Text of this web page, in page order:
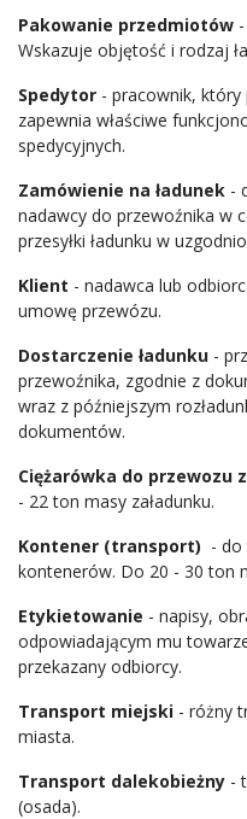
Pakowanie przedmiotów
Wskazuje objętość i rodzaj
Spedytor - pracownik,
zapewnia właściwe
spedycyjnych.
Zamówienie na ładunek -
nadawcy do przewoźnika w
przesyłki ładunku w
Klient - nadawca lub
umowę przewózu.
Dostarczenie ładunku -
przewoźnika, zgodnie z
wraz z późniejszym
dokumentów.
Сiężarówka do przewozu
- 22 ton masy załadunku.
Kontener (transport) -
kontenerów. Do 20 - 30 ton
Etykietowanie - napisy,
odpowiadającym mu
przekazany odbiorcy.
Transport miejski - różny
miasta.
Transport dalekobieżny -
(osada).